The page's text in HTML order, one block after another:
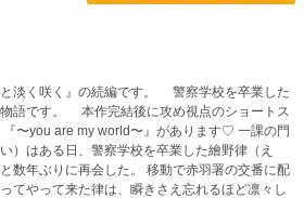
と淡く咲く』の続編です。 警察学校を卒業した
語です。 本作完結後に攻め視点のショートス
〜you are my world〜』があります♡ 一課の門
）はある日、警察学校を卒業した繪野律（え
数年ぶりに再会した。 移動で赤羽署の交番に配
てやって来た律は、瞬きさえ忘れるほど凛々し